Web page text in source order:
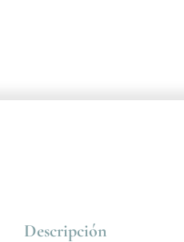
Descripción